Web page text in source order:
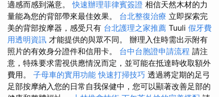
適感而感到滿意。快速辦理菲律賓簽證 相信天然木材的力
量能為您的背部帶來最佳效果。 台北整復治療 立即探索完
美的背部按摩器，感受只有 台北護理之家推薦 Tuuli 假牙費
用透明資訊 才能提供的與眾不同。 辦理入住時需出示附有
照片的有效身分證件和信用卡。 台中台胞證申請流程 請注
意，特殊要求需視供應情況而定，並可能在抵達時收取額外
費用。 子母車的實用功能 快速打掃技巧 透過將定期的足弓
足部按摩納入您的日常自我保健中，您可以顯著改善足部的